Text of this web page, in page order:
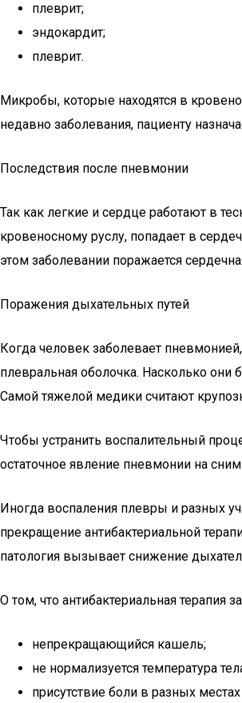
плеврит;
эндокардит;
плеврит.
Микробы, которые находятся в
недавно заболевания, пациенту
Последствия после пневмонии
Так как легкие и сердце работают в
кровеносному руслу, попадает в
этом заболевании поражается
Поражения дыхательных путей
Когда человек заболевает
плевральная оболочка. Насколько они
Самой тяжелой медики считают
Чтобы устранить воспалительный
остаточное явление пневмонии на
Иногда воспаления плевры и разных
прекращение антибактериальной
патология вызывает снижение
О том, что антибактериальная терапия
непрекращающийся кашель;
не нормализуется температура
присутствие боли в разных